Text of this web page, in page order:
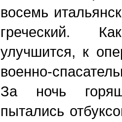
восемь
греческий.
улучшится, к
военно-
За ночь
пытались